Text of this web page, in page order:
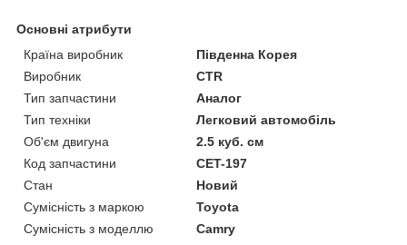
Основні атрибути
Країна виробник
Південна Корея
Виробник
CTR
Тип запчастини
Аналог
Тип техніки
Легковий автомобіль
Об'єм двигуна
2.5 куб. см
Код запчастини
CET-197
Стан
Новий
Сумісність з маркою
Toyota
Сумісність з моделлю
Camry